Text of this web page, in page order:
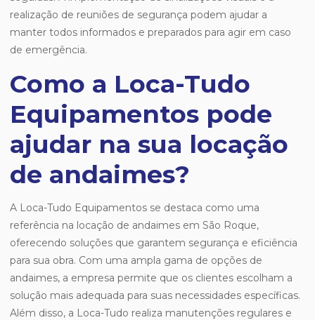
realização de reuniões de segurança podem ajudar a
manter todos informados e preparados para agir em caso
de emergência.
Como a Loca-Tudo
Equipamentos pode
ajudar na sua locação
de andaimes?
A Loca-Tudo Equipamentos se destaca como uma
referência na locação de andaimes em São Roque,
oferecendo soluções que garantem segurança e eficiência
para sua obra. Com uma ampla gama de opções de
andaimes, a empresa permite que os clientes escolham a
solução mais adequada para suas necessidades específicas.
Além disso, a Loca-Tudo realiza manutenções regulares e